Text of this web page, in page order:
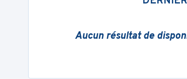
Aucun résultat de